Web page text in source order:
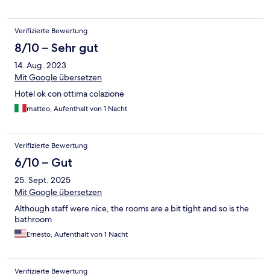
Verifizierte Bewertung
8/10 – Sehr gut
14. Aug. 2023
Mit Google übersetzen
Hotel ok con ottima colazione
matteo, Aufenthalt von 1 Nacht
Verifizierte Bewertung
6/10 – Gut
25. Sept. 2025
Mit Google übersetzen
Although staff were nice, the rooms are a bit tight and so is the
bathroom
Ernesto, Aufenthalt von 1 Nacht
Verifizierte Bewertung